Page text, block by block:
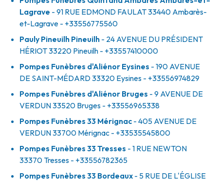
Lagrave - 91 RUE EDMOND FAULAT33440 Ambarès-
et-Lagrave - +33556775560
Pauly Pineuilh Pineuilh - 24 AVENUE DU PRÉSIDENT
HÉRIOT33220 Pineuilh - +33557410000
Pompes Funèbres d'Aliénor Eysines - 190 AVENUE
DE SAINT-MÉDARD33320 Eysines - +33556974829
Pompes Funèbres d'Aliénor Bruges - 9 AVENUE DE
VERDUN33520 Bruges - +33556965338
Pompes Funèbres 33 Mérignac - 405 AVENUE DE
VERDUN33700 Mérignac - +33535545800
Pompes Funèbres 33 Tresses - 1 RUE NEWTON
33370 Tresses - +33556782365
Pompes Funèbres 33 Bordeaux - 5 RUE DE L'ÉGLISE